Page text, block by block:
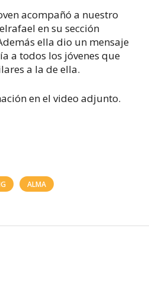
acompañó a nuestro
en su sección
ella dio un mensaje
a todos los jóvenes que
a la de ella.
en el video adjunto.
ALMA